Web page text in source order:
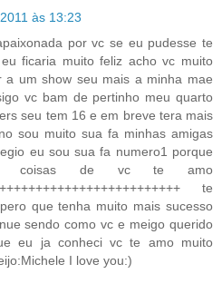
às 13:23
por vc se eu pudesse te
ficaria muito feliz acho vc muito
a um show seu mais a minha mae
vc bam de pertinho meu quarto
seu tem 16 e em breve tera mais
sou muito sua fa minhas amigas
eu sou sua fa numero1 porque
coisas de vc te amo
te
que tenha muito mais sucesso
sendo como vc e meigo querido
eu ja conheci vc te amo muito
I love you:)